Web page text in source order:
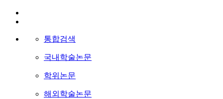
통합검색
국내학술논문
학위논문
해외학술논문